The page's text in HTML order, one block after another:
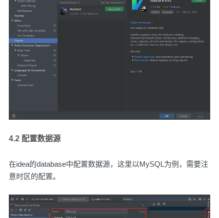
4.2 配置数据源
在idea的database中配置数据源，这里以MySQL为例，需要注
意时区的配置。